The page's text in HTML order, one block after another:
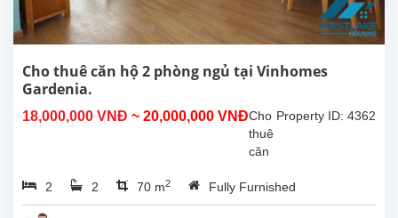
nơi
nghi,
hiện
đại
Cho thuê căn hộ 2 phòng ngủ tại Vinhomes
Gardenia.
18,000,000 VNĐ ~ 20,000,000 VNĐ Property ID: 4362
Cho
thuê
căn
phòng
ngủ
2 2 70 m2 Fully Furnished